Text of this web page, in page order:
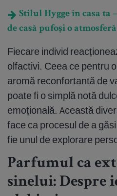
Stilul Hygge în casa ta
de casă pufoși o
Fiecare individ
olfactivi. Ceea ce pentru
aromă reconfortantă de
poate fi o simplă notă
emoțională. Această
face ca procesul de a
fie unul de explorare
Parfumul ca
sinelui: Despre